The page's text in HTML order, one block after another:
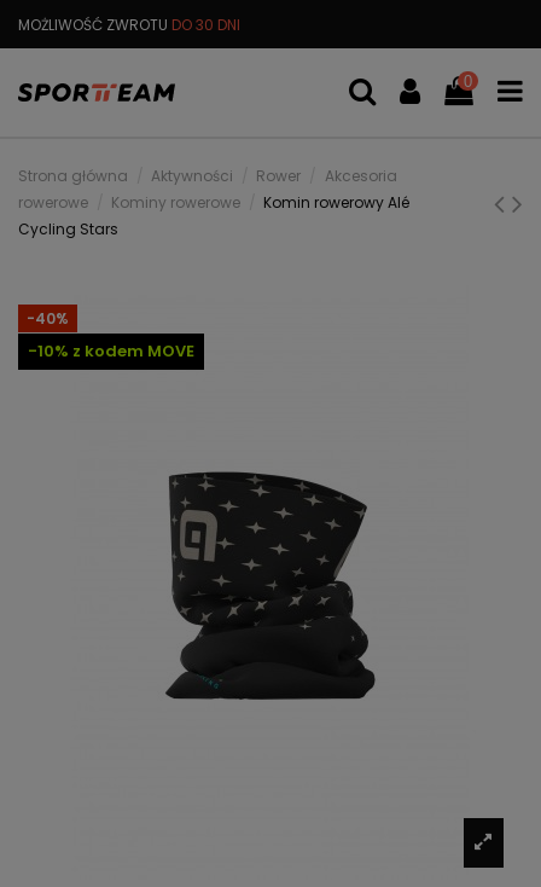
MOŻLIWOŚĆ ZWROTU DO 30 DNI
0
Strona główna Aktywności Rower
Akcesoria
rowerowe
Kominy rowerowe
Komin rowerowy Alé
Cycling Stars
-40%
-10% z kodem MOVE